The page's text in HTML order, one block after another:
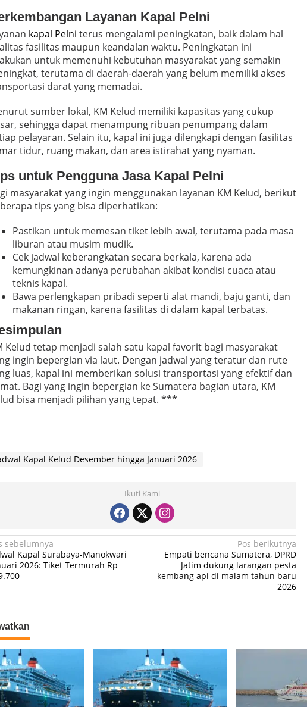
Layanan Kapal Pelni
kapal Pelni terus mengalami peningkatan, baik dalam hal
fasilitas maupun keandalan waktu. Peningkatan ini
untuk memenuhi kebutuhan masyarakat yang semakin
terutama di daerah-daerah yang belum memiliki akses
darat yang memadai.
sumber lokal, KM Kelud memiliki kapasitas yang cukup
sehingga dapat menampung ribuan penumpang dalam
pelayaran. Selain itu, kapal ini juga dilengkapi dengan fasilitas
tidur, ruang makan, dan area istirahat yang nyaman.
untuk Pengguna Jasa Kapal Pelni
masyarakat yang ingin menggunakan layanan KM Kelud, berikut
tips yang bisa diperhatikan:
Pastikan untuk memesan tiket lebih awal, terutama pada masa
liburan atau musim mudik.
Cek jadwal keberangkatan secara berkala, karena ada
kemungkinan adanya perubahan akibat kondisi cuaca atau
teknis kapal.
Bawa perlengkapan pribadi seperti alat mandi, baju ganti, dan
makanan ringan, karena fasilitas di dalam kapal terbatas.
Kelud tetap menjadi salah satu kapal favorit bagi masyarakat
ingin bepergian via laut. Dengan jadwal yang teratur dan rute
luas, kapal ini memberikan solusi transportasi yang efektif dan
Bagi yang ingin bepergian ke Sumatera bagian utara, KM
bisa menjadi pilihan yang tepat. ***
Kapal Kelud Desember hingga Januari 2026
Ikuti Kami
sebelumnya
Kapal Surabaya-Manokwari
2026: Tiket Termurah Rp
Pos berikutnya
Empati bencana Sumatera, DPRD
Jatim dukung larangan pesta
kembang api di malam tahun baru
2026